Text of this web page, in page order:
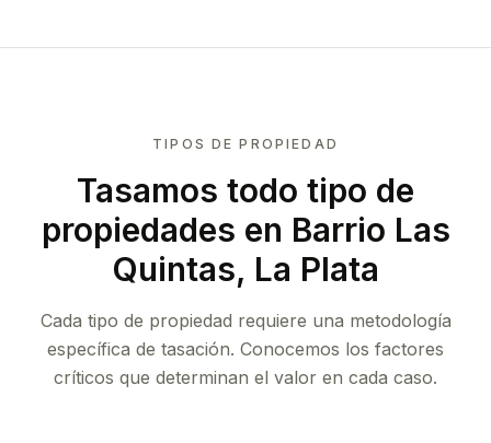
TIPOS DE PROPIEDAD
Tasamos todo tipo de
propiedades en Barrio Las
Quintas, La Plata
Cada tipo de propiedad requiere una metodología
específica de tasación. Conocemos los factores
críticos que determinan el valor en cada caso.